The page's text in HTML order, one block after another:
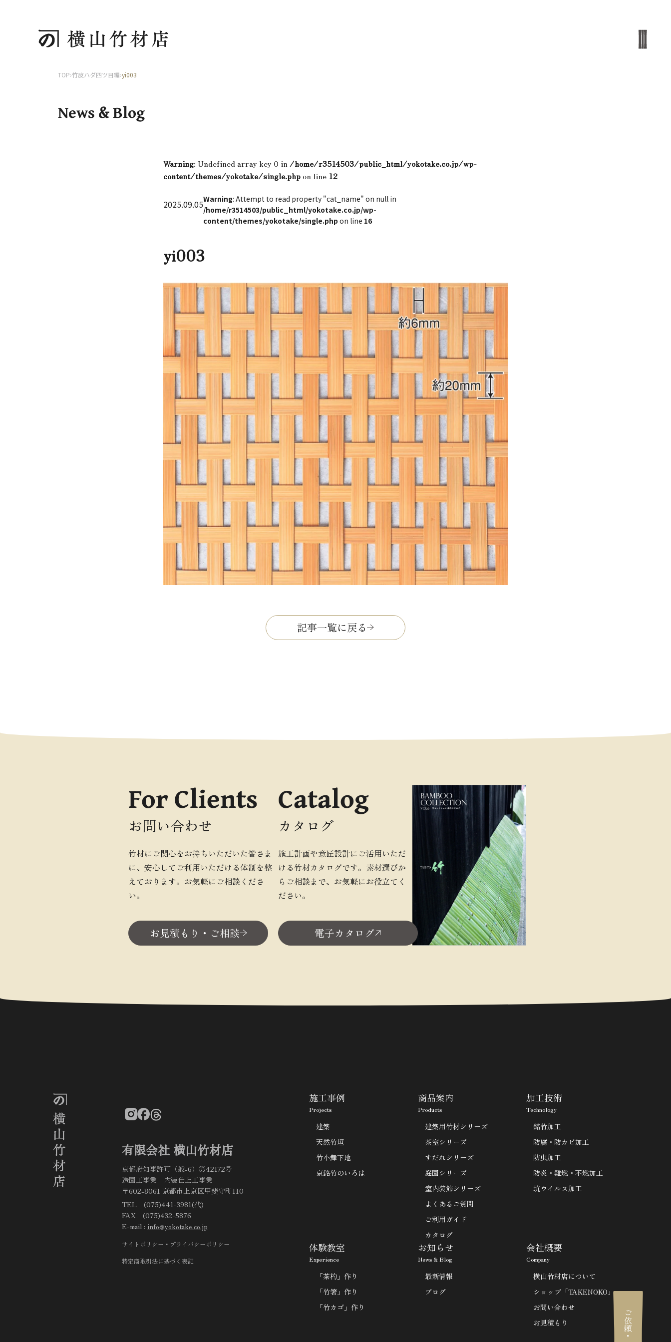
TOP›竹皮ハダ四ツ目編›yi003
News & Blog
Warning: Undefined array key 0 in/home/r3514503/public_html/yokotake.co.jp/wp-
content/themes/yokotake/single.php on line 12
2025.09.05Warning: Attempt to read property "cat_name" on null in
/home/r3514503/public_html/yokotake.co.jp/wp-
content/themes/yokotake/single.php on line 16
yi003
記事一覧に戻る
For Clients
お問い合わせ
竹材にご関心をお持ちいただいた皆さま
に、安心してご利用いただける体制を整
えております。お気軽にご相談くださ
い。
お見積もり・ご相談
Catalog
カタログ
施工計画や意匠設計にご活用いただ
ける竹材カタログです。素材選びか
らご相談まで、お気軽にお役立てく
ださい。
電子カタログ
有限会社 横山竹材店
京都府知事許可（般-6）第42172号
造園工事業 内装仕上工事業
〒602-8061 京都市上京区甲斐守町110
TEL (075)441-3981(代)
FAX (075)432-5876
E-mail : info@yokotake.co.jp
サイトポリシー・プライバシーポリシー
特定商取引法に基づく表記
施工事例
Projects
建築
天然竹垣
竹小舞下地
京銘竹のいろは
商品案内
Products
建築用竹材シリーズ
茶室シリーズ
すだれシリーズ
庭園シリーズ
室内装飾シリーズ
よくあるご質問
ご利用ガイド
カタログ
加工技術
Technology
銘竹加工
防腐・防カビ加工
防虫加工
防炎・難燃・不燃加工
坑ウイルス加工
体験教室
Experience
「茶杓」作り
「竹箸」作り
「竹カゴ」作り
お知らせ
News & Blog
最新情報
ブログ
会社概要
Company
横山竹材店について
ショップ「TAKENOKO」
お問い合わせ
お見積もり